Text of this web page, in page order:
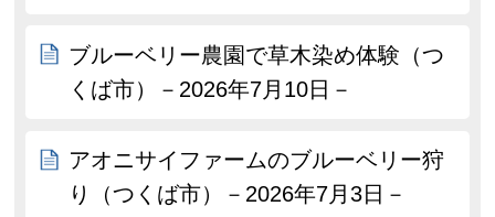
ブルーベリー農園で草木染め体験（つ
くば市）－2026年7月10日－
アオニサイファームのブルーベリー狩
り（つくば市）－2026年7月3日－